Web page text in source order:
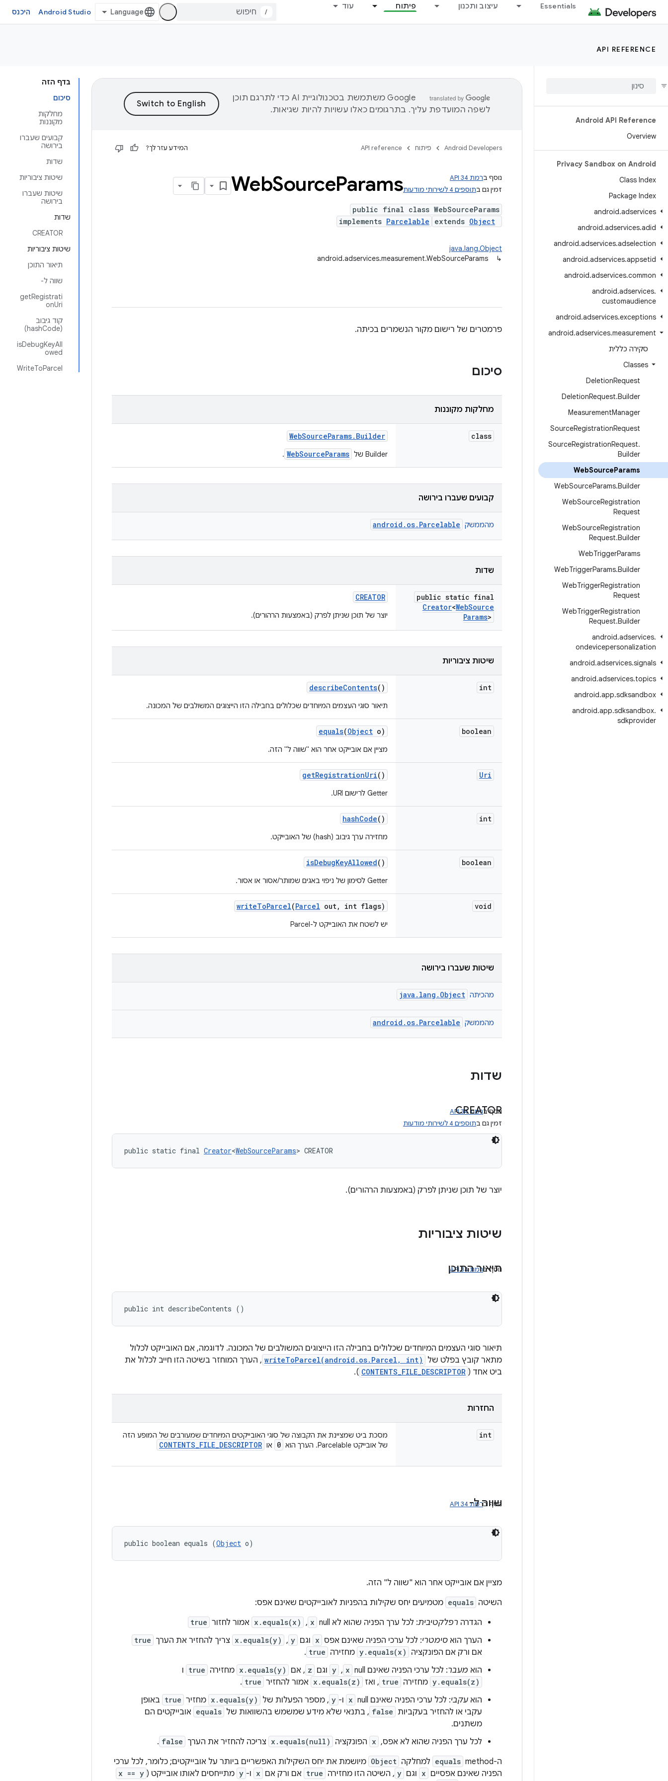
Essentials עיצוב ותכנון פיתוח עוד
/
Android Studio היכנס
API REFERENCE
Android API Reference
Overview
Privacy Sandbox on Android
Class Index
Package Index
android.adservices
android.adservices.adid
android.adservices.adselection
android.adservices.appsetid
android.adservices.common
android.adservices.
customaudience
android.adservices.exceptions
android.adservices.measurement
סקירה כללית
Classes
DeletionRequest
DeletionRequest.Builder
MeasurementManager
SourceRegistrationRequest
SourceRegistrationRequest.
Builder
WebSourceParams
WebSourceParams.Builder
WebSourceRegistration
Request
WebSourceRegistration
Request.Builder
WebTriggerParams
WebTriggerParams.Builder
WebTriggerRegistration
Request
WebTriggerRegistration
Request.Builder
android.adservices.
ondevicepersonalization
android.adservices.signals
android.adservices.topics
android.app.sdksandbox
android.app.sdksandbox.
sdkprovider
בדף הזה
סיכום
מחלקות
מקוננות
קבועים שעברו
בירושה
שדות
שיטות ציבוריות
שיטות שעברו
בירושה
שדות
CREATOR
שיטות ציבוריות
תיאור התוכן
שווה ל-
getRegistrati
onUri
קוד גיבוב
(hashCode)
isDebugKeyAll
owed
WriteToParcel
‫Google משתמשת בטכנולוגיית AI כדי לתרגם תוכן
לשפה המועדפת עליך. בתרגומים כאלו עשויות להיות שגיאות.
Android Developers פיתוח API reference המידע עזר לך?
נוסף ברמת API 34
זמין גם בתוספים 4 לשירותי מודעות WebSourceParams
public final class WebSourceParams
extends Object
implements Parcelable
java.lang.Object
↳
android.adservices.measurement.WebSourceParams
פרמטרים של רישום מקור הנשמרים בכיתה.
סיכום
מחלקות מקוננות
class
WebSourceParams. Builder
Builder של WebSourceParams
.
קבועים שעברו בירושה
מהממשק android.os.Parcelable
שדות
public static final
Creator<WebSource
Params>
CREATOR
יוצר של תוכן שניתן לפרק (באמצעות הרהורים).
שיטות ציבוריות
int
describeContents()
תיאור סוגי העצמים המיוחדים שכלולים בחבילה הזו הייצוגים המשולבים של המכונה.
boolean
equals(Object o)
מציין אם אובייקט אחר הוא "שווה ל" הזה.
Uri
getRegistrationUri()
Getter לרישום URI.
int
hashCode()
מחזירה ערך גיבוב (hash) של האובייקט.
boolean
isDebugKeyAllowed()
Getter לסימון של ניפוי באגים שמותר/אסור או אסור.
void
writeToParcel(Parcel out, int flags)
יש לשטח את האובייקט ל-Parcel
שיטות שעברו בירושה
מהכיתה java.lang.Object
מהממשק android.os.Parcelable
שדות
CREATOR
נוסף ברמת API 34
זמין גם בתוספים 4 לשירותי מודעות
public static final Creator<WebSourceParams> CREATOR
יוצר של תוכן שניתן לפרק (באמצעות הרהורים).
שיטות ציבוריות
תיאור התוכן
נוסף ברמת API 34
public int describeContents ()
תיאור סוגי העצמים המיוחדים שכלולים בחבילה הזו הייצוגים המשולבים של המכונה. לדוגמה, אם האובייקט לכלול
מתאר קובץ בפלט של
writeToParcel(android.os.Parcel, int) , הערך המוחזר בשיטה הזו חייב לכלול את
ביט אחד ( CONTENTS_FILE_DESCRIPTOR
).
החזרות
int
מסכת ביט שמציינת את הקבוצה של סוגי האובייקטים המיוחדים שמעורבים של המופע הזה
של אובייקט Parcelable. הערך הוא
0 או CONTENTS_FILE_DESCRIPTOR
שווה ל-
נוסף ברמת API 34
public boolean equals (Object o)
מציין אם אובייקט אחר הוא "שווה ל" הזה.
השיטה equals מטמיעים יחס שקילות בהפניות לאובייקטים שאינם אפס:
הגדרה רפלקטיבית: לכל ערך הפניה שהוא לא null x
,
x.equals(x) אמור לחזור true
הערך הוא סימטרי: לכל ערכי הפניה שאינם אפס x וגם y
,
x.equals(y) צריך להחזיר את הערך true
אם ורק אם הפונקציה y.equals(x) מחזירה true
.
הוא מעבר: לכל ערכי הפניה שאינם null x
,
y וגם z , אם x.equals(y) מחזירה true ו
y.equals(z) מחזירה true , ואז x.equals(z) אמור להחזיר true
.
הוא עקבי: לכל ערכי הפניה שאינם null x ו- y , מספר הפעלות של x.equals(y) מחזיר true באופן
עקבי או להחזיר בעקביות false , בתנאי שלא מידע שמשמש בהשוואות של equals אובייקטים הם
משתנים.
לכל ערך הפניה שהוא לא אפס, x הפונקציה x.equals(null) צריכה להחזיר את הערך false
.
ה-method
equals למחלקה Object מיושמת את יחס השקילות האפשריים ביותר על אובייקטים; כלומר, לכל ערכי
הפניה שאינם אפסיים x וגם y , השיטה הזו מחזירה true אם ורק אם x ו- y מתייחסים לאותו אובייקט ( x == y